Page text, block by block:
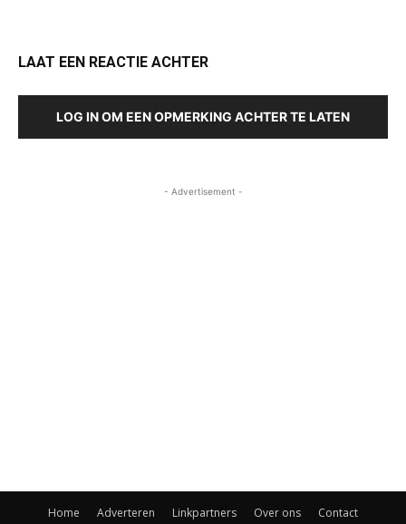
LAAT EEN REACTIE ACHTER
LOG IN OM EEN OPMERKING ACHTER TE LATEN
- Advertisement -
Home Adverteren Linkpartners Over ons Contact